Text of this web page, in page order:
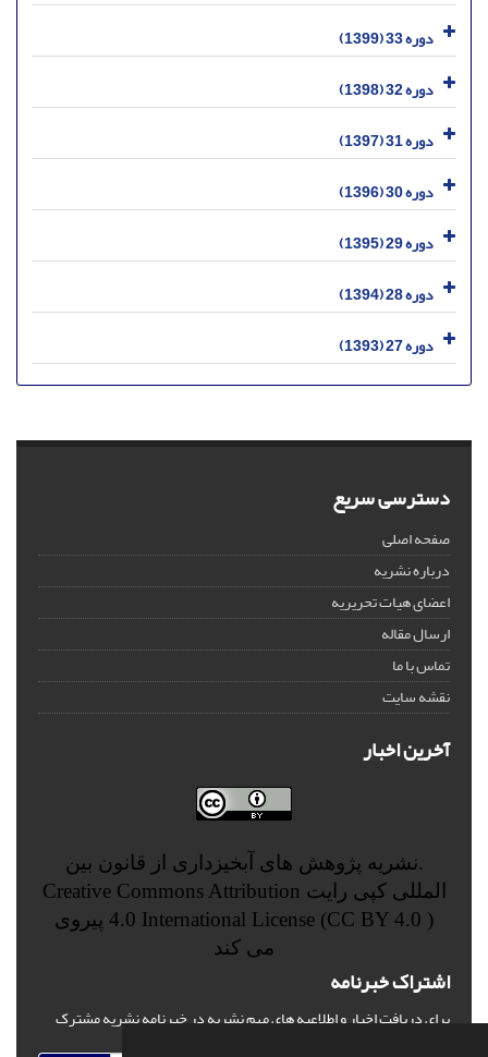
دوره 33 (1399)
دوره 32 (1398)
دوره 31 (1397)
دوره 30 (1396)
دوره 29 (1395)
دوره 28 (1394)
دوره 27 (1393)
دسترسی سریع
صفحه اصلی
درباره نشریه
اعضای هیات تحریریه
ارسال مقاله
تماس با ما
نقشه سایت
آخرین اخبار
.نشریه پژوهش های آبخیزداری از قانون بین
المللی کپی رایت Creative Commons Attribution
4.0 International License (CC BY 4.0 ) پیروی
می کند
اشتراک خبرنامه
برای دریافت اخبار و اطلاعیه های مهم نشریه در خبرنامه نشریه مشترک